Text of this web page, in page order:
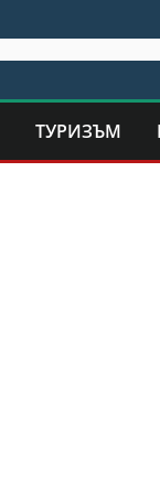
ТУРИЗЪМ